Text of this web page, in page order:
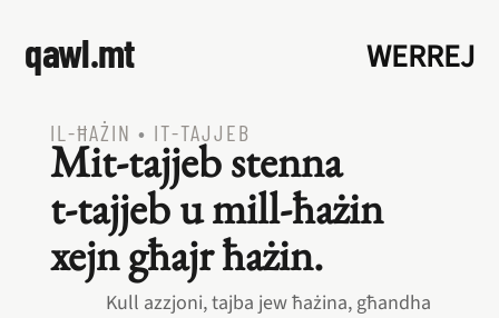
qawl.mt WERREJ
IL‑ĦAŻIN • IT‑TAJJEB
Mit‑tajjeb stenna
t‑tajjeb u mill‑ħażin
xejn għajr ħażin.
Kull azzjoni, tajba jew ħażina, għandha